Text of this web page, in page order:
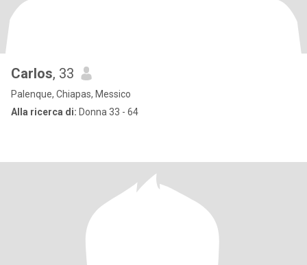
Carlos, 33
Palenque, Chiapas, Messico
Alla ricerca di: Donna 33 - 64